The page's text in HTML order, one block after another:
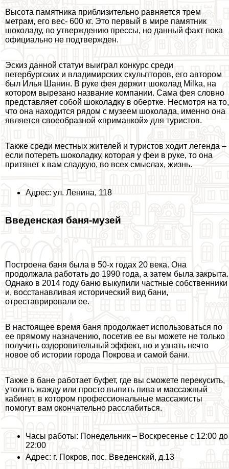
Высота памятника приблизительно равняется трем
метрам, его вес- 600 кг. Это первый в мире памятник
шоколаду, по утверждению прессы, но данный факт пока
официально не подтвержден.
Эскиз данной статуи выиграл конкурс среди
петербургских и владимирских скульпторов, его автором
был Илья Шанин. В руке фея держит шоколад Milka, на
котором вырезано название компании. Сама фея словно
представляет собой шоколадку в обертке. Несмотря на то,
что она находится рядом с музеем шоколада, именно она
является своеобразной «приманкой» для туристов.
Также среди местных жителей и туристов ходит легенда –
если потереть шоколадку, которая у феи в руке, то она
притянет к вам сладкую, во всех смыслах, жизнь.
Адрес: ул. Ленина, 118
Введенская баня-музей
Построена баня была в 50-х годах 20 века. Она
продолжала работать до 1990 года, а затем была закрыта.
Однако в 2014 году баню выкупили частные собственники
и, восстанавливая исторический вид бани,
отреставрировали ее.
В настоящее время баня продолжает использоваться по
ее прямому назначению, посетив ее вы можете не только
получить оздоровительный эффект, но и узнать нечто
новое об истории города Покрова и самой бани.
Также в бане работает буфет, где вы сможете перекусить,
утолить жажду или просто выпить пива и массажный
кабинет, в котором профессиональные массажисты
помогут вам окончательно расслабиться.
Часы работы: Понедельник – Воскресенье с 12:00 до
22:00
Адрес: г. Покров, пос. Введенский, д.13